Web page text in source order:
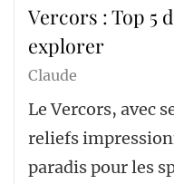
Vercors : Top 5
explorer
Claude
Le Vercors, avec
reliefs
paradis pour les